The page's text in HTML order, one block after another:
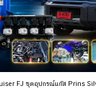
FJ ชุดอุปกรณ์แก๊ส Prins